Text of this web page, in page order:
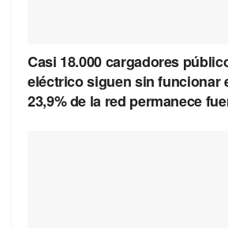
Casi 18.000 cargadores
eléctrico siguen sin funcionar
23,9% de la red permanece